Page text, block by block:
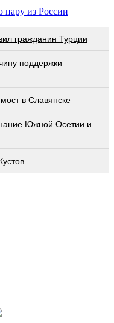
из России
гражданин Турции
поддержки
в Славянске
Южной Осетии и